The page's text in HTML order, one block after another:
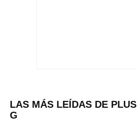
LAS MÁS LEÍDAS DE PLUS
G